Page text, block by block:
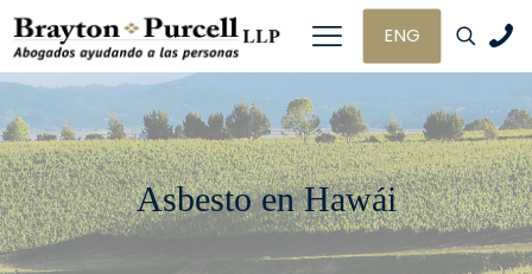
ENG
Asbesto en Hawái